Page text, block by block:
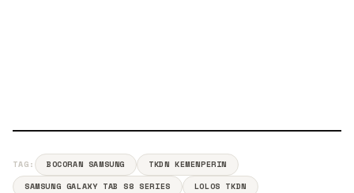
TAG: BOCORAN SAMSUNG
TKDN KEMENPERIN
SAMSUNG GALAXY TAB S8 SERIES
LOLOS TKDN